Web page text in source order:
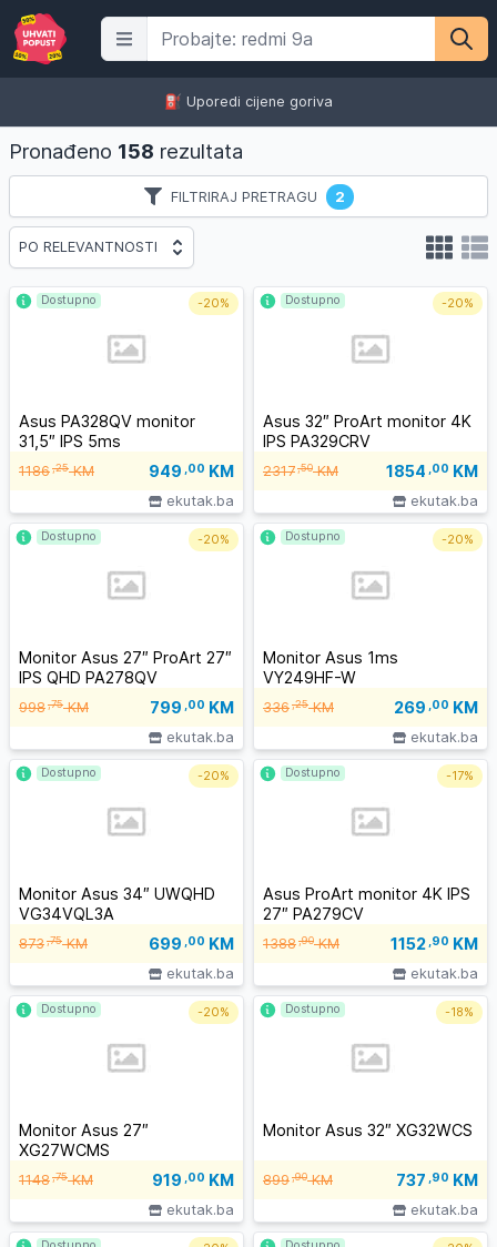
⛽️ Uporedi cijene goriva
Pronađeno 158 rezultata
FILTRIRAJ PRETRAGU 2
PO RELEVANTNOSTI
Asus PA328QV monitor
31,5″ IPS 5ms
1186,25KM 949 ,00 KM
ekutak.ba
Dostupno -20%
Asus 32″ ProArt monitor 4K
IPS PA329CRV
2317,50KM 1854 ,00 KM
ekutak.ba
Dostupno -20%
Monitor Asus 27″ ProArt 27″
IPS QHD PA278QV
998,75KM 799 ,00 KM
ekutak.ba
Dostupno -20%
Monitor Asus 1ms
VY249HF-W
336,25KM 269 ,00 KM
ekutak.ba
Dostupno -20%
Monitor Asus 34″ UWQHD
VG34VQL3A
873,75KM 699 ,00 KM
ekutak.ba
Dostupno -20%
Asus ProArt monitor 4K IPS
27″ PA279CV
1388,90KM 1152 ,90 KM
ekutak.ba
Dostupno -17%
Monitor Asus 27″
XG27WCMS
1148,75KM 919 ,00 KM
ekutak.ba
Dostupno -20%
Monitor Asus 32″ XG32WCS
899,90KM 737 ,90 KM
ekutak.ba
Dostupno -18%